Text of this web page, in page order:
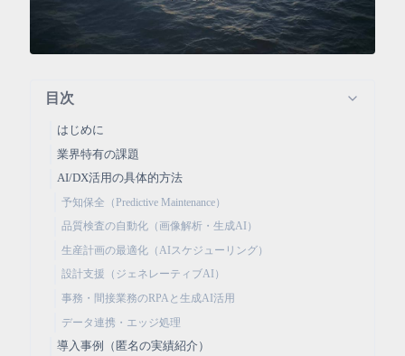
目次
はじめに
業界特有の課題
AI/DX活用の具体的方法
予知保全（Predictive Maintenance）
品質検査の自動化（画像解析・生成AI）
生産計画の最適化（AIスケジューリング）
設計支援（ジェネレーティブAI）
事務・間接業務のRPAと生成AI活用
データ連携・エッジ処理
導入事例（匿名の実績紹介）